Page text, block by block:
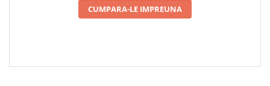
CUMPARA-LE IMPREUNA